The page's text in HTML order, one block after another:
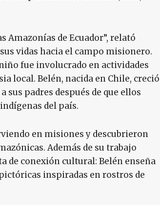
Amazonías de Ecuador”, relató
vidas hacia el campo misionero.
fue involucrado en actividades
local. Belén, nacida en Chile, creció
padres después de que ellos
del país.
en misiones y descubrieron
Además de su trabajo
de conexión cultural: Belén enseña
inspiradas en rostros de